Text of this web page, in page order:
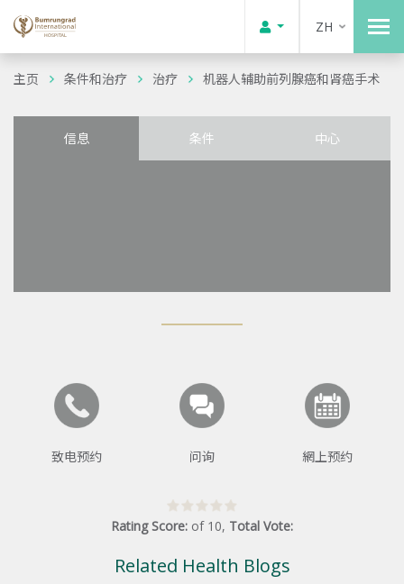
ZH
主页 条件和治疗 治疗 机器人辅助前列腺癌和肾癌手术
信息 条件 中心
致电预约 问询 網上预约
Rating Score: of 10, Total Vote:
Related Health Blogs